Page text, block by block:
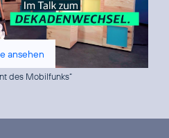
ansehen
des Mobilfunks“